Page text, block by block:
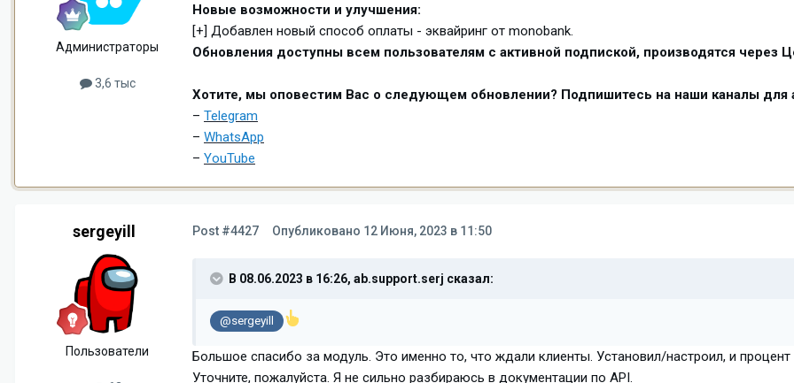
Администраторы
3,6 тыс
Новые возможности и улучшения:
[+] Добавлен новый способ оплаты - эквайринг от monobank.
Обновления доступны всем пользователям с активной подпиской, производятся через
Хотите, мы оповестим Вас о следующем обновлении? Подпишитесь на наши каналы для
– Telegram
– WhatsApp
– YouTube
sergeyill
Пользователи
Post #4427 Опубликовано 12 Июня, 2023 в 11:50
В 08.06.2023 в 16:26, ab.support.serj сказал:
@sergeyill
Большое спасибо за модуль. Это именно то, что ждали клиенты. Установил/настроил, и процент
Уточните, пожалуйста. Я не сильно разбираюсь в документации по API.